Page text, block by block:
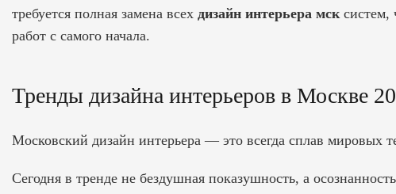
требуется полная замена всех дизайн интерьера мск систем,
работ с самого начала.
Тренды дизайна интерьеров в Москве
Московский дизайн интерьера — это всегда сплав мировых
Сегодня в тренде не бездушная показушность, а